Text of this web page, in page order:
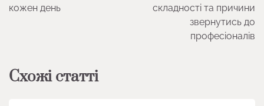
кожен день
складності та причини
звернутись до
професіоналів
Схожі статті